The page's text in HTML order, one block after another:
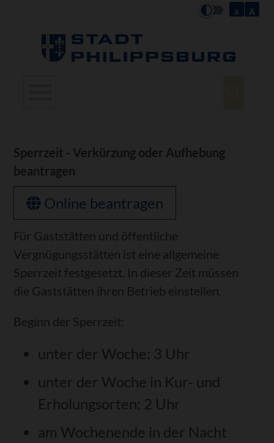
Sperrzeit - Verkürzung oder Aufhebung
beantragen
Online beantragen
Für Gaststätten und öffentliche
Vergnügungsstätten ist eine allgemeine
Sperrzeit festgesetzt. In dieser Zeit müssen
die Gaststätten ihren Betrieb einstellen.
Beginn der Sperrzeit:
unter der Woche: 3 Uhr
unter der Woche in Kur- und
Erholungsorten: 2 Uhr
am Wochenende in der Nacht